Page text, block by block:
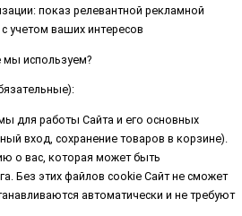
показ релевантной рекламной
учетом ваших интересов
мы используем?
для работы Сайта и его основных
вход, сохранение товаров в корзине).
о вас, которая может быть
Без этих файлов cookie Сайт не сможет
автоматически и не требуют